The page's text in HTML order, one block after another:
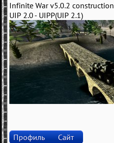
Infinite War v5.0.2 construction
UIP 2.0 - UIPP(UIP 2.1)
Профиль Сайт